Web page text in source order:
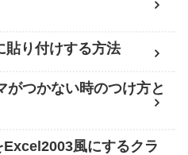
貼り付けする方法
つかない時のつけ方と
風にするクラ